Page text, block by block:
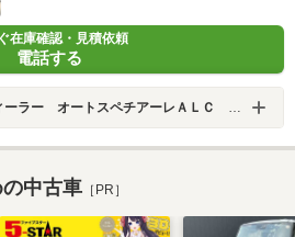
在庫確認・見積依頼
電話する
ートスペチアーレＡＬＣ ＭＯＴＯＲＳ ＧＲＯＵＰ
中古車 ［PR］